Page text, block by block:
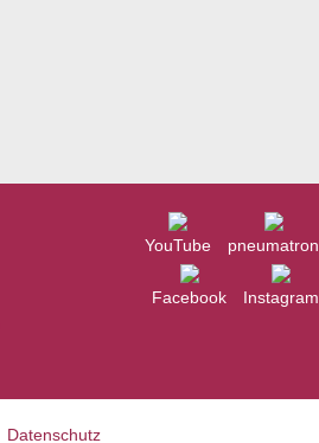
pneumatron
YouTube
Instagram
Facebook
Datenschutz